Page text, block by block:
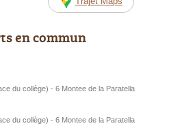
en commun
du collège) - 6 Montee de la Paratella
du collège) - 6 Montee de la Paratella